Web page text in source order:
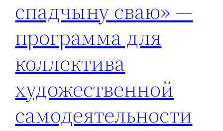
спадчыну сваю» —
программа для
коллектива
художественной
самодеятельности